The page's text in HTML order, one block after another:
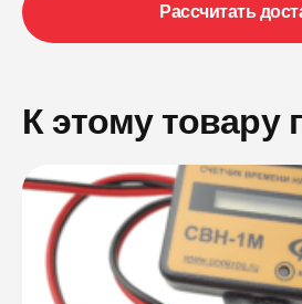
Рассчитать
К этому товару